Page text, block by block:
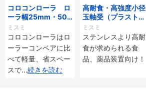
コロコンローラ ロ
ーラ幅25mm・50
mmタイプ
ミスミ
コロコンローラはロ
ーラーコンベアに比
べて軽量、省スペー
スで...続きを読む
高耐食・高強度小径
玉軸受（プラストロ
ベアリング）
ミスミ
ステンレスより高耐
食が求められる食
品、薬品装置向け！